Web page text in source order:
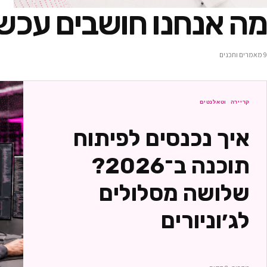
מה אנחנו חושבים
9 מאמרים ותכנים
קריירה וטאלנטים
איך נכנסים לפיתוח
תוכנה ב־2026?
שלושה מסלולים
לג׳וניורים